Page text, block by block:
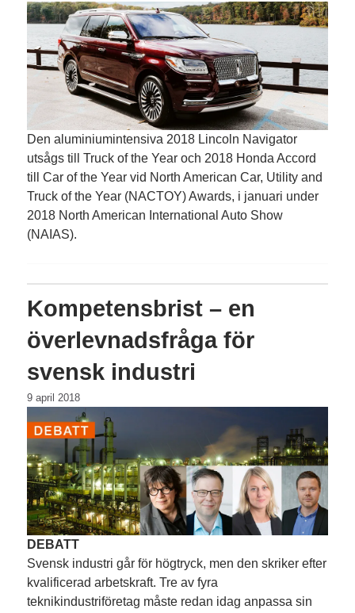
Den aluminiumintensiva 2018 Lincoln Navigator
utsågs till Truck of the Year och 2018 Honda Accord
till Car of the Year vid North American Car, Utility and
Truck of the Year (NACTOY) Awards, i januari under
2018 North American International Auto Show
(NAIAS).
Kompetensbrist – en
överlevnadsfråga för
svensk industri
9 april 2018
DEBATT
Svensk industri går för högtryck, men den skriker efter
kvalificerad arbetskraft. Tre av fyra
teknikindustriföretag måste redan idag anpassa sin